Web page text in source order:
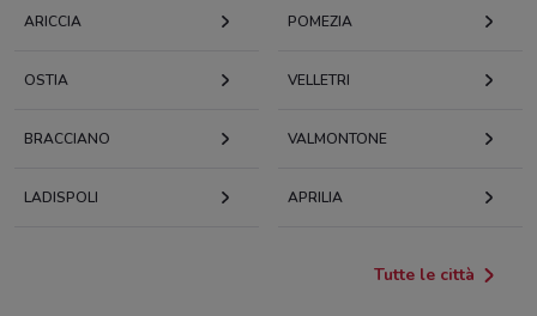
ARICCIA POMEZIA
OSTIA VELLETRI
BRACCIANO VALMONTONE
LADISPOLI APRILIA
Tutte le città